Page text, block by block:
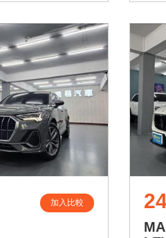
加入比較